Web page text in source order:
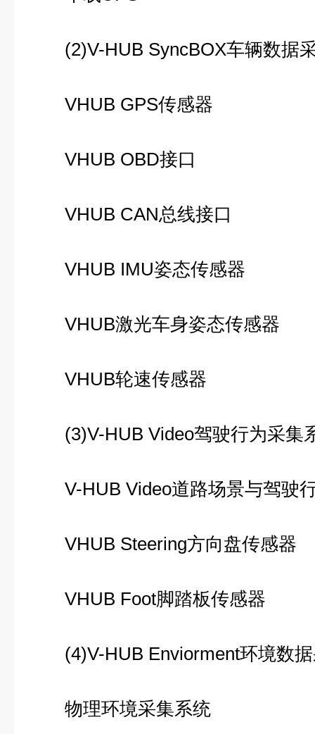
(2)V-HUB SyncBOX车辆数据
VHUB GPS传感器
VHUB OBD接口
VHUB CAN总线接口
VHUB IMU姿态传感器
VHUB激光车身姿态传感器
VHUB轮速传感器
(3)V-HUB Video驾驶行为采集
V-HUB Video道路场景与驾驶
VHUB Steering方向盘传感器
VHUB Foot脚踏板传感器
(4)V-HUB Enviorment环境数据
物理环境采集系统